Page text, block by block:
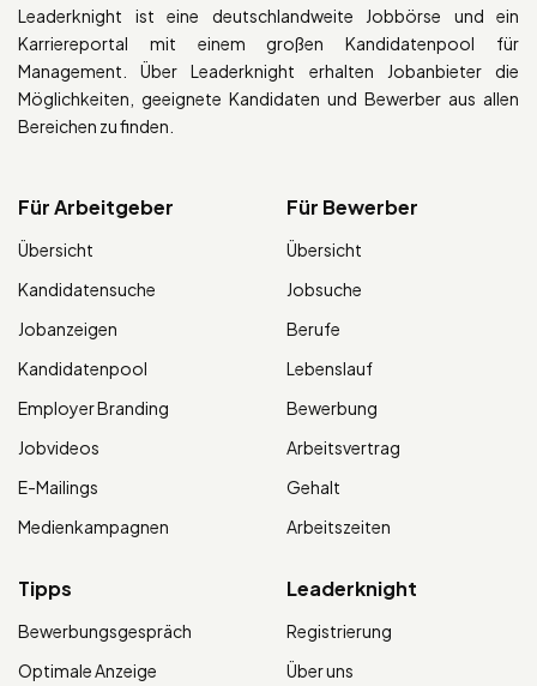
Leaderknight ist eine deutschlandweite Jobbörse und ein
Karriereportal mit einem großen Kandidatenpool für
Management. Über Leaderknight erhalten Jobanbieter die
Möglichkeiten, geeignete Kandidaten und Bewerber aus allen
Bereichen zu finden.
Für Arbeitgeber
Übersicht
Kandidatensuche
Jobanzeigen
Kandidatenpool
Employer Branding
Jobvideos
E-Mailings
Medienkampagnen
Für Bewerber
Übersicht
Jobsuche
Berufe
Lebenslauf
Bewerbung
Arbeitsvertrag
Gehalt
Arbeitszeiten
Tipps
Bewerbungsgespräch
Optimale Anzeige
Leaderknight
Registrierung
Über uns